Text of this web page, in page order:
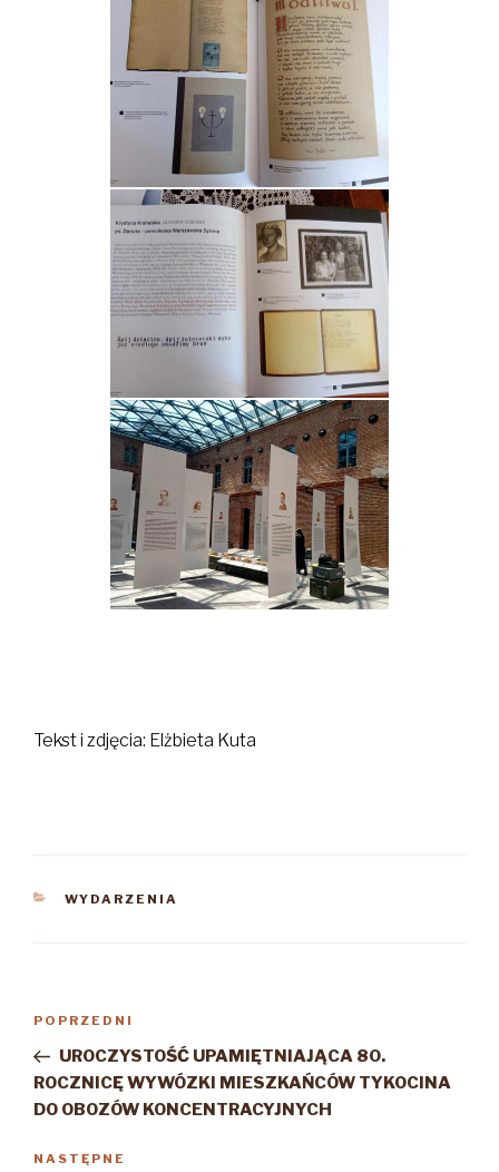
Tekst i zdjęcia: Elżbieta Kuta
KATEGORIE
WYDARZENIA
Poprzedni
wpis
POPRZEDNI
UROCZYSTOŚĆ UPAMIĘTNIAJĄCA 80.
ROCZNICĘ WYWÓZKI MIESZKAŃCÓW TYKOCINA
DO OBOZÓW KONCENTRACYJNYCH
Następny
NASTĘPNE